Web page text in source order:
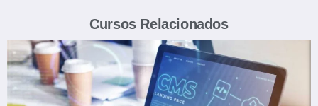
Cursos Relacionados